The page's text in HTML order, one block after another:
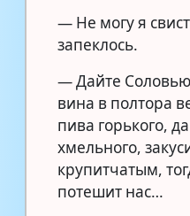
— Не могу я
запеклось.
— Дайте Соловью
вина в полтора
пива горького,
хмельного,
крупитчатым,
потешит нас…